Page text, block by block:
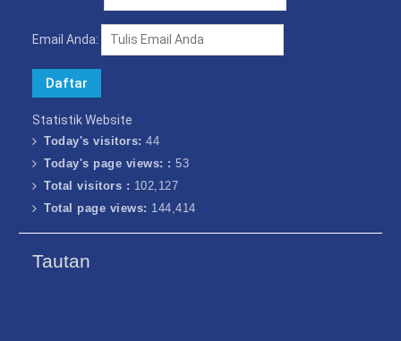
Email Anda:
Statistik Website
Today's visitors:44
Today's page views: :53
Total visitors : 102,127
Total page views: 144,414
Tautan